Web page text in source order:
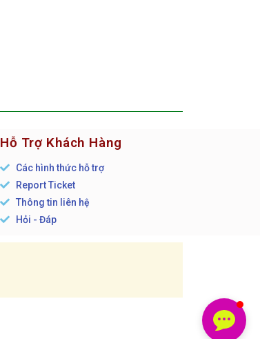
Hỗ Trợ Khách Hàng
Các hình thức hỗ trợ
Report Ticket
Thông tin liên hệ
Hỏi - Đáp